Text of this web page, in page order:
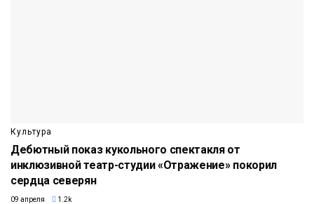
Культура
Дебютный показ кукольного спектакля от
инклюзивной театр-студии «Отражение» покорил
сердца северян
09 апреля 1.2k